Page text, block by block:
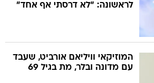
לראשונה: "לא דרסתי אף אחד"
המוזיקאי וויליאם אורביט, שעבד
עם מדונה ובלר, מת בגיל 69